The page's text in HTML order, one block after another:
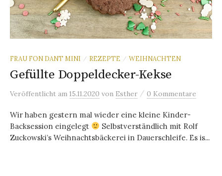
FRAU FON DANT MINI / REZEPTE / WEIHNACHTEN
Gefüllte Doppeldecker-Kekse
Veröffentlicht am 15.11.2020 von Esther / 0 Kommentare
Wir haben gestern mal wieder eine kleine Kinder-
Backsession eingelegt
Selbstverständlich mit Rolf
Zuckowski’s Weihnachtsbäckerei in Dauerschleife. Es is...